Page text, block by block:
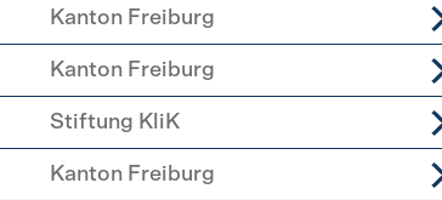
Kanton Freiburg
Kanton Freiburg
Stiftung KliK
Kanton Freiburg